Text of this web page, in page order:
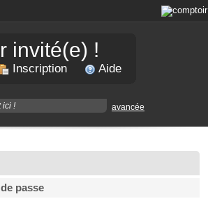
invité(e) !
Inscription Aide
avancée
passe